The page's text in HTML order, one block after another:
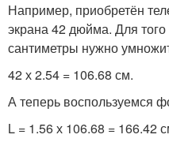
Например, приобретён
экрана 42 дюйма. Для
сантиметры нужно
42 х 2.54 = 106.68 см.
А теперь воспользуемся
L = 1.56 х 106.68 = 166.42